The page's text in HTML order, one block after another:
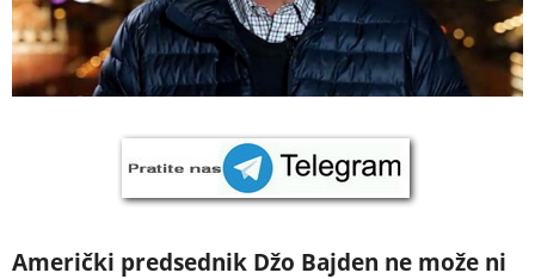
Američki predsednik Džo Bajden ne može ni